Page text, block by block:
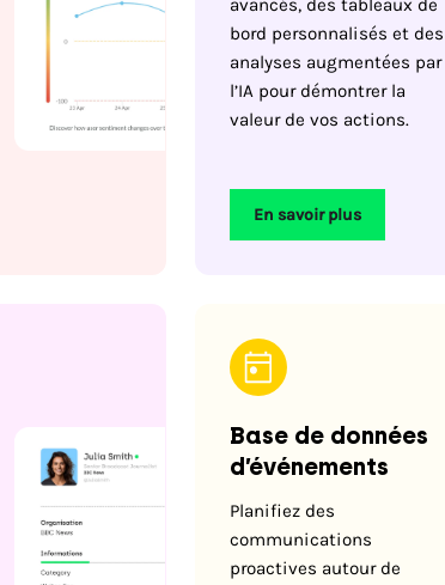
avancés, des tableaux de
bord personnalisés et des
analyses augmentées par
l’IA pour démontrer la
valeur de vos actions.
En savoir plus
Base de données
d’événements
Planifiez des
communications
proactives autour de